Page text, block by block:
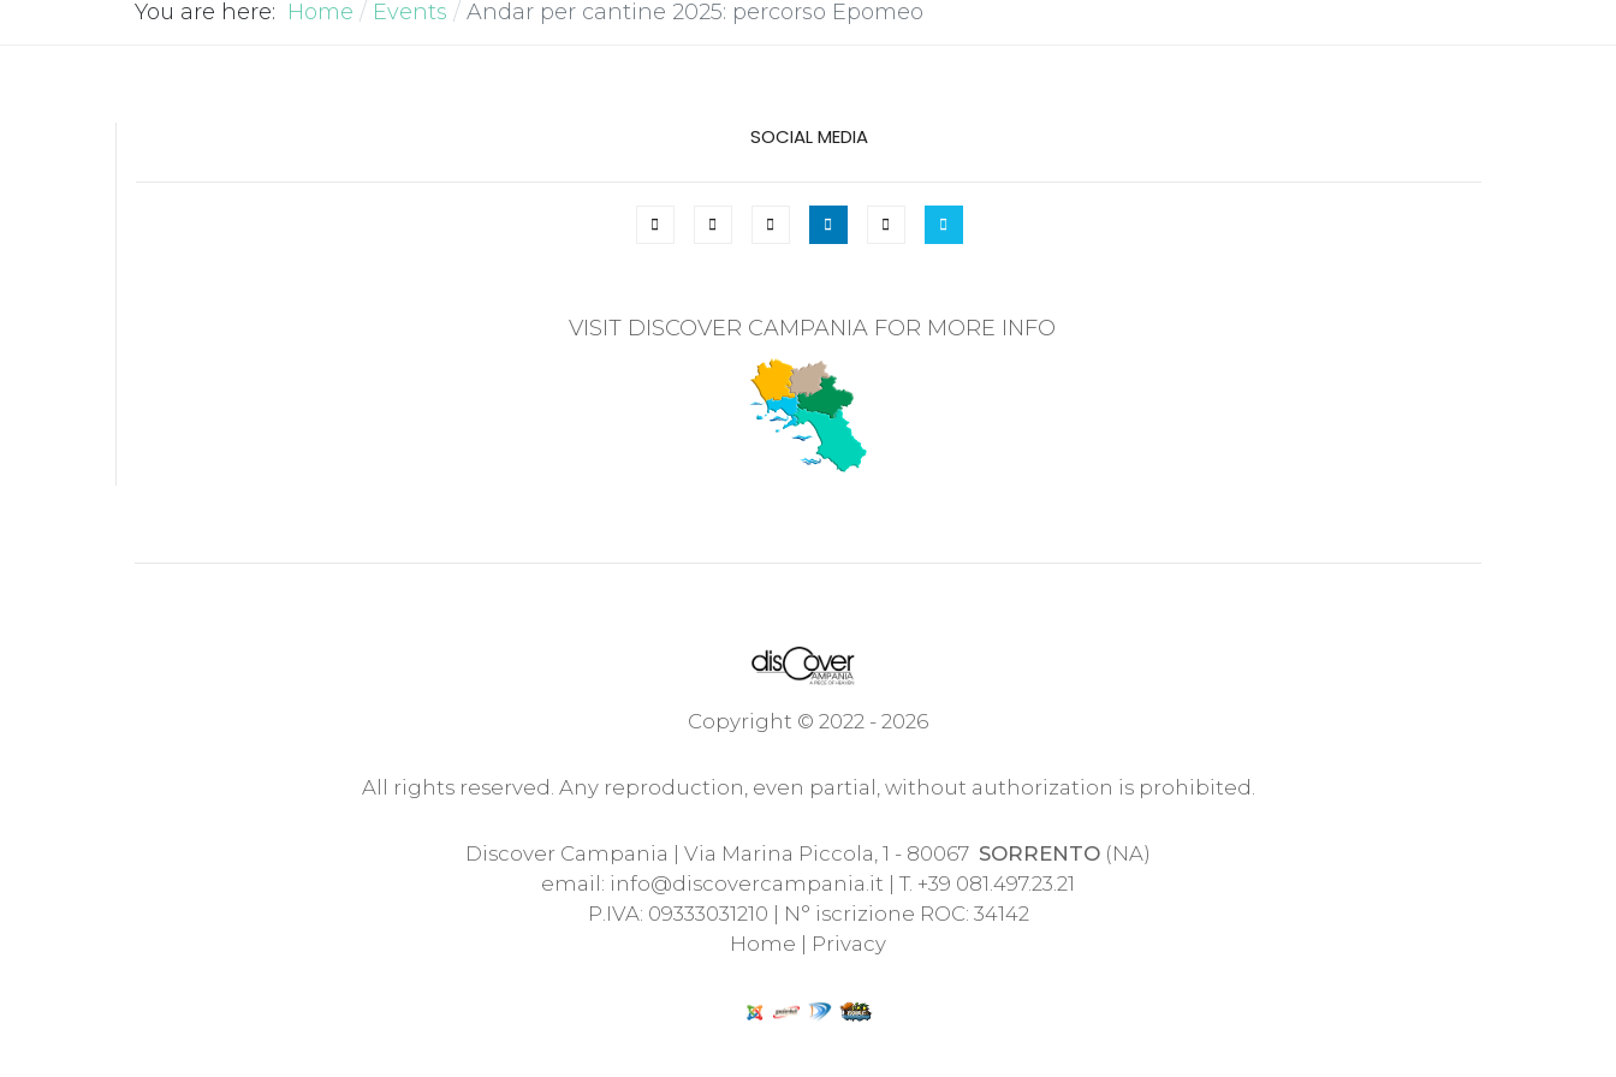
You are here: Home Events Andar per cantine 2025: percorso Epomeo
SOCIAL MEDIA
VISIT DISCOVER CAMPANIA FOR MORE INFO
Copyright © 2022 - 2026
All rights reserved. Any reproduction, even partial, without authorization is prohibited.
Discover Campania | Via Marina Piccola, 1 - 80067 SORRENTO (NA)
email: info@discovercampania.it | T. +39 081.497.23.21
P.IVA: 09333031210 | N° iscrizione ROC: 34142
Home | Privacy